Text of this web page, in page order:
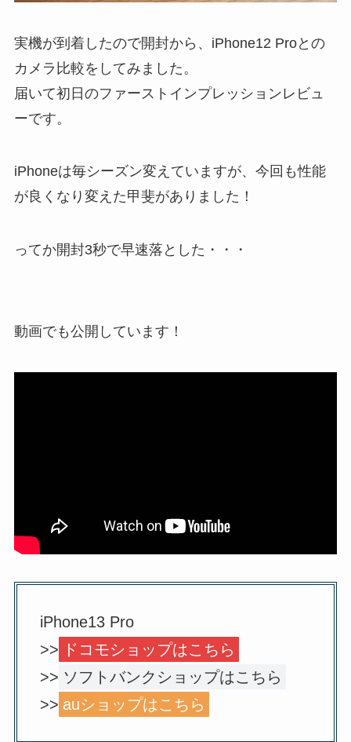
実機が到着したので開封から、iPhone12 Proとの
カメラ比較をしてみました。
届いて初日のファーストインプレッションレビュ
ーです。
iPhoneは毎シーズン変えていますが、今回も性能
が良くなり変えた甲斐がありました！
ってか開封3秒で早速落とした・・・
動画でも公開しています！
iPhone13 Pro
>> ドコモショップはこちら
>> ソフトバンクショップはこちら
>> auショップはこちら